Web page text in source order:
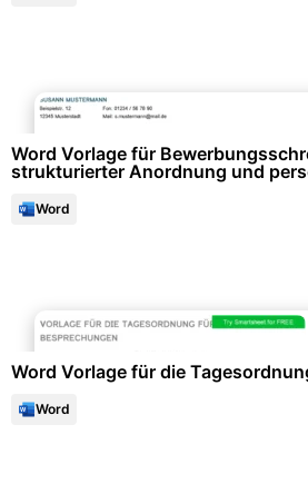
Word Vorlage für
strukturierter Anordnung und
Word
Word Vorlage für die
Word